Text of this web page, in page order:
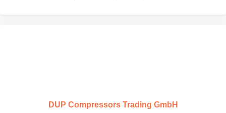
DUP Compressors Trading GmbH